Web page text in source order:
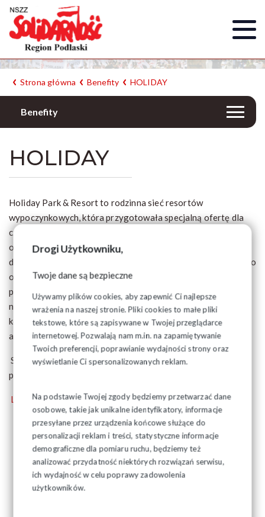
Drogi Użytkowniku,
Twoje dane są bezpieczne
Używamy plików cookies, aby zapewnić Ci najlepsze
wrażenia na naszej stronie. Pliki cookies to małe pliki
tekstowe, które są zapisywane w Twojej przeglądarce
internetowej. Pozwalają nam m.in. na zapamiętywanie
Twoich preferencji, poprawianie wydajności strony oraz
wyświetlanie Ci spersonalizowanych reklam.
Na podstawie Twojej zgody będziemy przetwarzać dane
osobowe, takie jak unikalne identyfikatory, informacje
przesyłane przez urządzenia końcowe służące do
personalizacji reklam i treści, statystyczne informacje
demograficzne dla pomiaru ruchu, będziemy też
analizować przydatność niektórych rozwiązań serwisu,
ich wydajność w celu poprawy zadowolenia
użytkowników.
Strona główna Benefity HOLIDAY
Benefity
HOLIDAY
Holiday Park & Resort to rodzinna sieć resortów
wypoczynkowych, która przygotowała specjalną ofertę dla
członków NSZZ „Solidarność" z Regionu Podlaskiego. Firma
oferuje vouchery na 7-dniowe (6 nocy) pobyty w swojej sieci
do wykorzystania w ciągu 7 lat z rabatami do 65%. Dotyczy to
okresów poza głównym sezonem w zależności od wybranych
pakietów. Podejmując decyzję o ewentualnym zakupie proszę
najpierw dokładnie zapoznać się z ofertą i zasadami
korzystania z wypoczynku w oferowanych domkach i
apartamentach.
Szczegóły dotyczące zasad korzystania z oferty zostały
przesłane do Organizacji Zakładowych.
Link do filmu prezentującego Resorty - tutaj!